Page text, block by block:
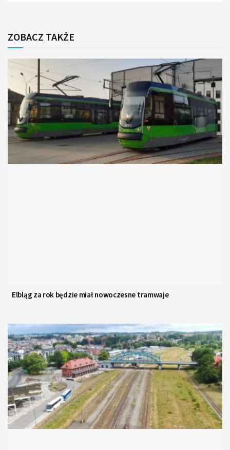
ZOBACZ TAKŻE
Elbląg za rok będzie miał nowoczesne tramwaje